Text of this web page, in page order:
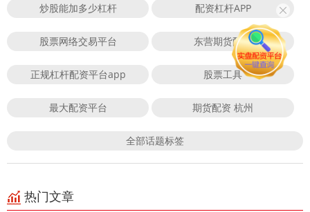
炒股能加多少杠杆 配资杠杆APP
股票网络交易平台 东营期货配资
正规杠杆配资平台app 股票工具
最大配资平台 期货配资 杭州
全部话题标签
热门文章